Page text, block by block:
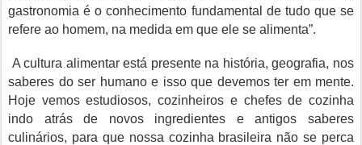
gastronomia é o conhecimento fundamental de tudo que se
refere ao homem, na medida em que ele se alimenta”.
A cultura alimentar está presente na história, geografia, nos
saberes do ser humano e isso que devemos ter em mente.
Hoje vemos estudiosos, cozinheiros e chefes de cozinha
indo atrás de novos ingredientes e antigos saberes
culinários, para que nossa cozinha brasileira não se perca